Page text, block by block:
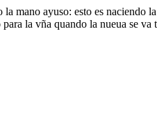
mano ayuso: esto es
la vña quando la nueua se va